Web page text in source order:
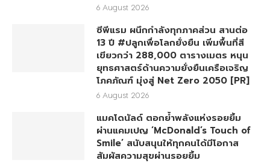
6 August 2026
ซีพีแรม ผนึกกำลังทุกภาคส่วน สานต่อ
13 ปี #ปลูกเพื่อโลกยั่งยืน เพิ่มพื้นที่สี
เขียวกว่า 288,000 ตารางเมตร หนุน
ยุทธศาสตร์ด้านความยั่งยืนเครือเจริญ
โภคภัณฑ์ มุ่งสู่ Net Zero 2050 [PR]
6 August 2026
แมคโดนัลด์ ตอกย้ำพลังแห่งรอยยิ้ม
ผ่านแคมเปญ ‘McDonald’s Touch of
Smile’ สนับสนุนให้ทุกคนได้มีโอกาส
สัมผัสความสุขผ่านรอยยิ้ม